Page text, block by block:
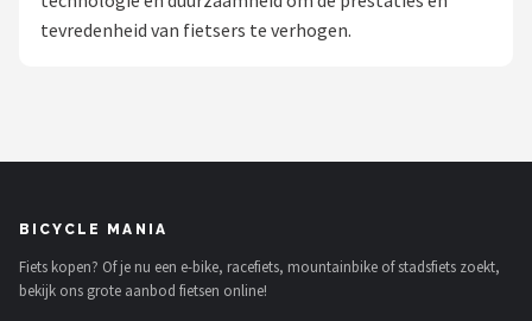
Shop
AXA
tevredenheid van fietsers te verhogen.
BICYCLE MANIA
Fiets kopen? Of je nu een e-bike, racefiets, mountainbike of stadsfiets zoekt,
bekijk ons grote aanbod fietsen online!